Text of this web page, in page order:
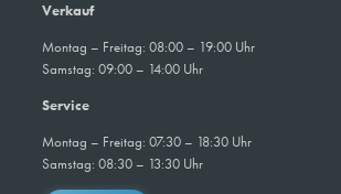
Verkauf
Montag – Freitag: 08:00 – 19:00 Uhr
Samstag: 09:00 – 14:00 Uhr
Service
Montag – Freitag: 07:30 – 18:30 Uhr
Samstag: 08:30 – 13:30 Uhr